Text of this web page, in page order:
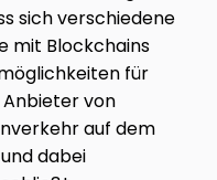
sich verschiedene
mit Blockchains
für
von
auf dem
dabei